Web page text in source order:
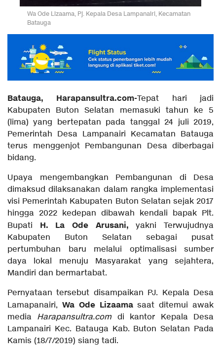
Wa Ode Lizaama, Pj. Kepala Desa Lampanairi, Kecamatan
Batauga
Batauga, Harapansultra.com-Tepat hari jadi
Kabupaten Buton Selatan memasuki tahun ke 5
(lima) yang bertepatan pada tanggal 24 juli 2019,
Pemerintah Desa Lampanairi Kecamatan Batauga
terus menggenjot Pembangunan Desa diberbagai
bidang.
Upaya mengembangkan Pembangunan di Desa
dimaksud dilaksanakan dalam rangka implementasi
visi Pemerintah Kabupaten Buton Selatan sejak 2017
hingga 2022 kedepan dibawah kendali bapak Plt.
Bupati H. La Ode Arusani, yakni Terwujudnya
Kabupaten Buton Selatan sebagai pusat
pertumbuhan baru melalui optimalisasi sumber
daya lokal menuju Masyarakat yang sejahtera,
Mandiri dan bermartabat.
Pernyataan tersebut disampaikan PJ. Kepala Desa
Lamapanairi, Wa Ode Lizaamasaat ditemui awak
media Harapansultra.comdi kantor Kepala Desa
Lampanairi Kec. Batauga Kab. Buton Selatan Pada
Kamis (18/7/2019) siang tadi.